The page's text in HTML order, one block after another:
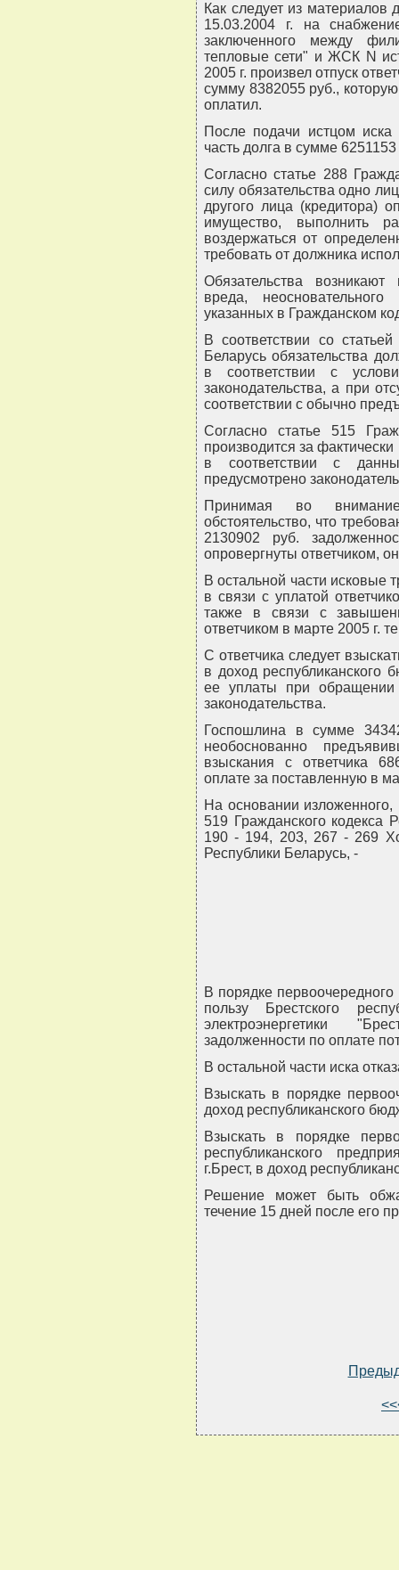
Как следует из материалов
15.03.2004 г. на
заключенного между
тепловые сети" и ЖСК N
2005 г. произвел отпуск
сумму 8382055 руб.,
оплатил.
После подачи истцом иска
часть долга в сумме 6251153
Согласно статье 288
силу обязательства одно
другого лица (кредитора)
имущество, выполнить
воздержаться от
требовать от должника
Обязательства
вреда,
указанных в Гражданском
В соответствии со
Беларусь обязательства
в соответствии с
законодательства, а при
соответствии с обычно
Согласно статье 515
производится за
в соответствии с
предусмотрено
Принимая во
обстоятельство, что
2130902 руб.
опровергнуты ответчиком,
В остальной части исковые
в связи с уплатой
также в связи с
ответчиком в марте 2005 г.
С ответчика следует
в доход республиканского
ее уплаты при
законодательства.
Госпошлина в сумме
необоснованно
взыскания с ответчика
оплате за поставленную в
На основании изложенного,
519 Гражданского кодекса
190 - 194, 203, 267 - 269
Республики Беларусь, -
В порядке
пользу Брестского
электроэнергетики
задолженности по оплате
В остальной части иска
Взыскать в порядке
доход республиканского
Взыскать в порядке
республиканского
г.Брест, в доход
Решение может быть
течение 15 дней после его